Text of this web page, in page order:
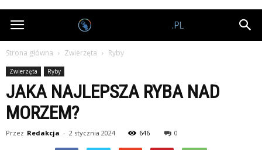
Nagrodobiorcy.pl
Strona główna Zwierzęta Ryby
Zwierzęta Ryby
JAKA NAJLEPSZA RYBA NAD
MORZEM?
Przez Redakcja - 2 stycznia 2024 646 0